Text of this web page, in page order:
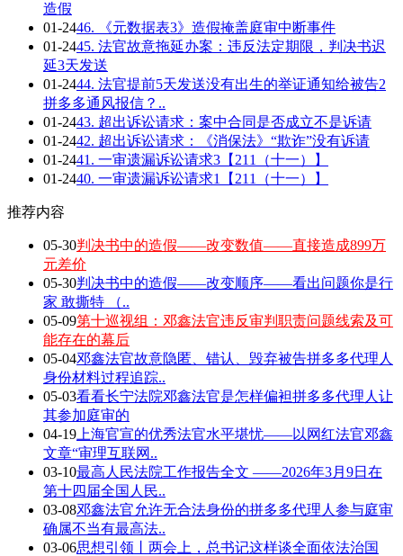
造假
01-2446. 《元数据表3》造假掩盖庭审中断事件
01-2445. 法官故意拖延办案：违反法定期限，判决书迟
延3天发送
01-2444. 法官提前5天发送没有出生的举证通知给被告2
拼多多通风报信？..
01-2443. 超出诉讼请求：案中合同是否成立不是诉请
01-2442. 超出诉讼请求：《消保法》“欺诈”没有诉请
01-2441. 一审遗漏诉讼请求3【211（十一）】
01-2440. 一审遗漏诉讼请求1【211（十一）】
推荐内容
05-30判决书中的造假——改变数值——直接造成899万
元差价
05-30判决书中的造假——改变顺序——看出问题你是行
家 敢撕特 （..
05-09第十巡视组：邓鑫法官违反审判职责问题线索及可
能存在的幕后
05-04邓鑫法官故意隐匿、错认、毁弃被告拼多多代理人
身份材料过程追踪..
05-03看看长宁法院邓鑫法官是怎样偏袒拼多多代理人让
其参加庭审的
04-19 上海官宣的优秀法官水平堪忧——以网红法官邓鑫
文章“审理互联网..
03-10最高人民法院工作报告全文 ——2026年3月9日在
第十四届全国人民..
03-08邓鑫法官允许无合法身份的拼多多代理人参与庭审
确属不当有最高法..
03-06思想引领丨两会上，总书记这样谈全面依法治国